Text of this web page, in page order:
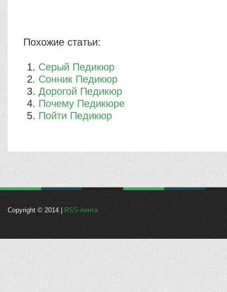
Похожие статьи:
Серый Педикюр
Сонник Педикюр
Дорогой Педикюр
Почему Педикюре
Пойти Педикюр
Copyright © 2014 | RSS-лента